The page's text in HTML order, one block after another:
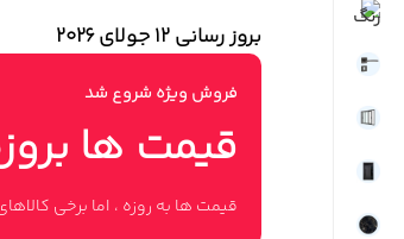
بروز رسانی 12 جولای ۲۰۲۶
فروش ویژه شروع شد
قیمت ها
قیمت ها به روزه ، اما برخی